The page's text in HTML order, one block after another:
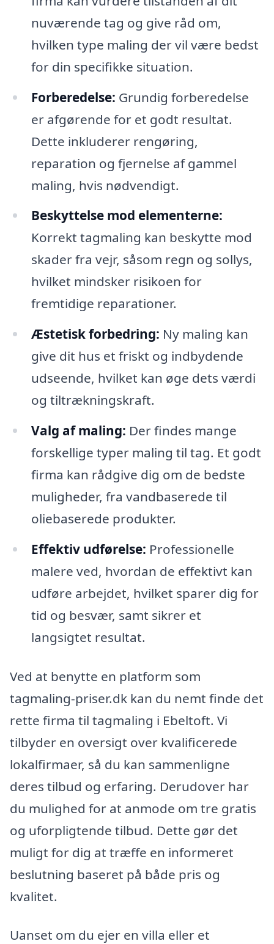
nuværende tag og give råd om,
hvilken type maling der vil være bedst
for din specifikke situation.
Forberedelse: Grundig forberedelse
er afgørende for et godt resultat.
Dette inkluderer rengøring,
reparation og fjernelse af gammel
maling, hvis nødvendigt.
Beskyttelse mod elementerne:
Korrekt tagmaling kan beskytte mod
skader fra vejr, såsom regn og sollys,
hvilket mindsker risikoen for
fremtidige reparationer.
Æstetisk forbedring: Ny maling kan
give dit hus et friskt og indbydende
udseende, hvilket kan øge dets værdi
og tiltrækningskraft.
Valg af maling: Der findes mange
forskellige typer maling til tag. Et godt
firma kan rådgive dig om de bedste
muligheder, fra vandbaserede til
oliebaserede produkter.
Effektiv udførelse: Professionelle
malere ved, hvordan de effektivt kan
udføre arbejdet, hvilket sparer dig for
tid og besvær, samt sikrer et
langsigtet resultat.
Ved at benytte en platform som
tagmaling-priser.dk kan du nemt finde det
rette firma til tagmaling i Ebeltoft. Vi
tilbyder en oversigt over kvalificerede
lokalfirmaer, så du kan sammenligne
deres tilbud og erfaring. Derudover har
du mulighed for at anmode om tre gratis
og uforpligtende tilbud. Dette gør det
muligt for dig at træffe en informeret
beslutning baseret på både pris og
kvalitet.
Uanset om du ejer en villa eller et